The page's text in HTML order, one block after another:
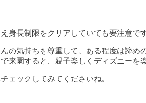
身長制限をクリアしていても要注意です
気持ちを尊重して、ある程度は諦
園すると、親子楽しくディズニーを
ェックしてみてくださいね。